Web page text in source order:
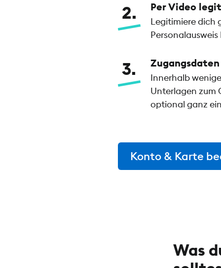
2 Per Video
Legitimiere dich
Personalausweis
3
Innerhalb
Unterlagen zum
optional ganz
Konto & Karte
Was